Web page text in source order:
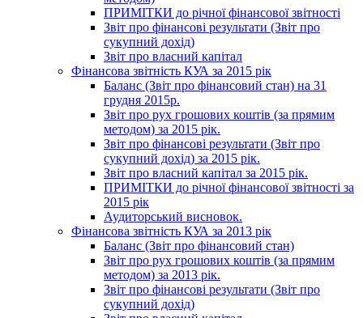
ПРИМІТКИ до річної фінансової звітності
Звіт про фінансові результати (Звіт про
сукупний дохід)
Звіт про власний капітал
Фінансова звітність КУА за 2015 рік
Баланс (Звіт про фінансовий стан) на 31
грудня 2015р.
Звіт про рух грошових коштів (за прямим
методом) за 2015 рік.
Звіт про фінансові результати (Звіт про
сукупний дохід) за 2015 рік.
Звіт про власний капітал за 2015 рік.
ПРИМІТКИ до річної фінансової звітності за
2015 рік
Аудиторський висновок.
Фінансова звітність КУА за 2013 рік
Баланс (Звіт про фінансовий стан)
Звіт про рух грошових коштів (за прямим
методом) за 2013 рік.
Звіт про фінансові результати (Звіт про
сукупний дохід)